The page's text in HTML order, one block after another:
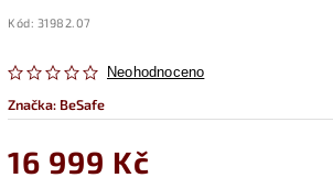
Kód: 31982.07
Neohodnoceno
Značka: BeSafe
16 999 Kč